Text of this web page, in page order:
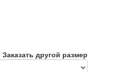
Заказать другой размер